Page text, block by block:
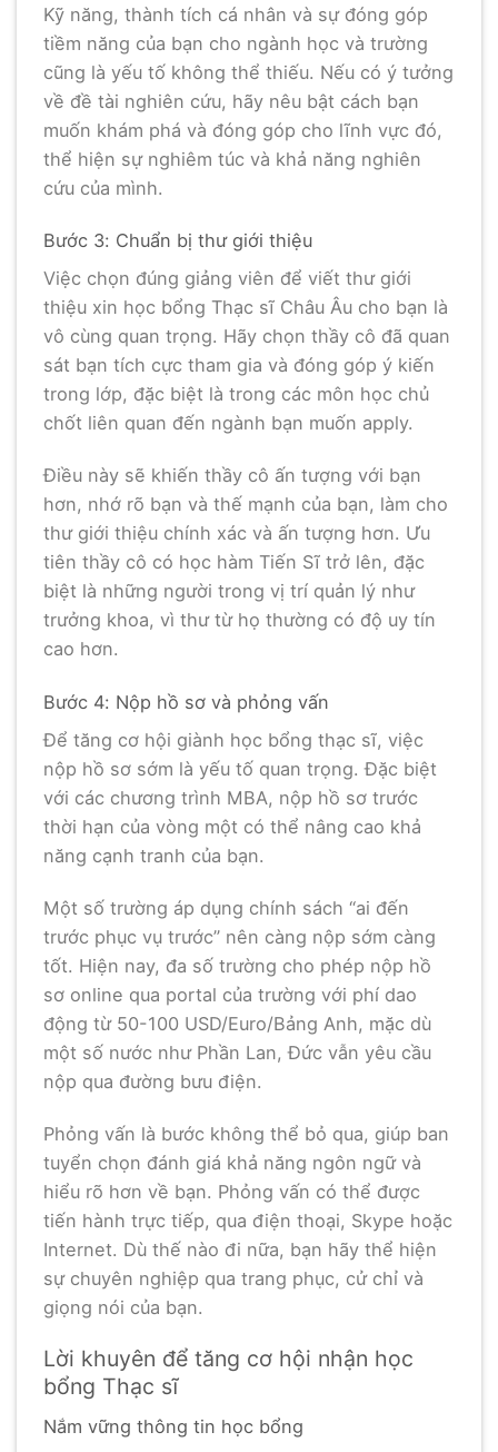
Kỹ năng, thành tích cá nhân và sự đóng góp
tiềm năng của bạn cho ngành học và trường
cũng là yếu tố không thể thiếu. Nếu có ý tưởng
về đề tài nghiên cứu, hãy nêu bật cách bạn
muốn khám phá và đóng góp cho lĩnh vực đó,
thể hiện sự nghiêm túc và khả năng nghiên
cứu của mình.
Bước 3: Chuẩn bị thư giới thiệu
Việc chọn đúng giảng viên để viết thư giới
thiệu xin học bổng Thạc sĩ Châu Âu cho bạn là
vô cùng quan trọng. Hãy chọn thầy cô đã quan
sát bạn tích cực tham gia và đóng góp ý kiến
trong lớp, đặc biệt là trong các môn học chủ
chốt liên quan đến ngành bạn muốn apply.
Điều này sẽ khiến thầy cô ấn tượng với bạn
hơn, nhớ rõ bạn và thế mạnh của bạn, làm cho
thư giới thiệu chính xác và ấn tượng hơn. Ưu
tiên thầy cô có học hàm Tiến Sĩ trở lên, đặc
biệt là những người trong vị trí quản lý như
trưởng khoa, vì thư từ họ thường có độ uy tín
cao hơn.
Bước 4: Nộp hồ sơ và phỏng vấn
Để tăng cơ hội giành học bổng thạc sĩ, việc
nộp hồ sơ sớm là yếu tố quan trọng. Đặc biệt
với các chương trình MBA, nộp hồ sơ trước
thời hạn của vòng một có thể nâng cao khả
năng cạnh tranh của bạn.
Một số trường áp dụng chính sách “ai đến
trước phục vụ trước” nên càng nộp sớm càng
tốt. Hiện nay, đa số trường cho phép nộp hồ
sơ online qua portal của trường với phí dao
động từ 50-100 USD/Euro/Bảng Anh, mặc dù
một số nước như Phần Lan, Đức vẫn yêu cầu
nộp qua đường bưu điện.
Phỏng vấn là bước không thể bỏ qua, giúp ban
tuyển chọn đánh giá khả năng ngôn ngữ và
hiểu rõ hơn về bạn. Phỏng vấn có thể được
tiến hành trực tiếp, qua điện thoại, Skype hoặc
Internet. Dù thế nào đi nữa, bạn hãy thể hiện
sự chuyên nghiệp qua trang phục, cử chỉ và
giọng nói của bạn.
Lời khuyên để tăng cơ hội nhận học
bổng Thạc sĩ
Nắm vững thông tin học bổng